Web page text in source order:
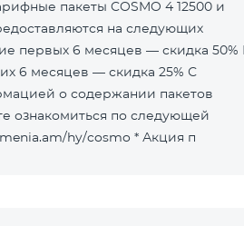
пакеты COSMO 4 12500 и
на следующих
6 месяцев — скидка 25% С
о содержании пакетов
ознакомиться по следующей
hy/cosmo * Акция п